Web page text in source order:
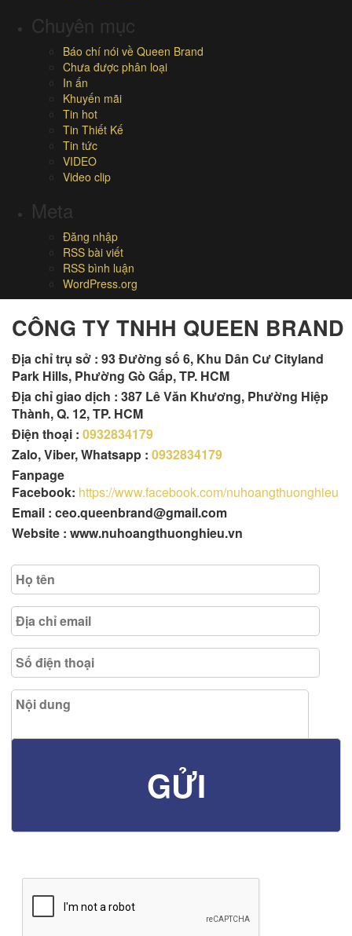
Chuyên mục
Báo chí nói về Queen Brand
Chưa được phân loại
In ấn
Khuyến mãi
Tin hot
Tin Thiết Kế
Tin tức
VIDEO
Video clip
Meta
Đăng nhập
RSS bài viết
RSS bình luận
WordPress.org
CÔNG TY TNHH QUEEN BRAND
Địa chỉ trụ sở : 93 Đường số 6, Khu Dân Cư Cityland
Park Hills, Phường Gò Gấp, TP. HCM
Địa chỉ giao dịch : 387 Lê Văn Khương, Phường Hiệp
Thành, Q. 12, TP. HCM
Điện thoại : 0932834179
Zalo, Viber, Whatsapp : 0932834179
Fanpage
Facebook: https://www.facebook.com/nuhoangthuonghieu
Email : ceo.queenbrand@gmail.com
Website : www.nuhoangthuonghieu.vn